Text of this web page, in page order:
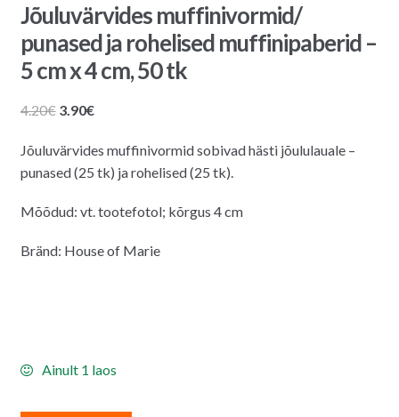
Jõuluvärvides muffinivormid/
punased ja rohelised muffinipaberid –
5 cm x 4 cm, 50 tk
4.20€ Algne
oli:
4.20€.
3.90€Praegune
on:
3.90€.
Jõuluvärvides muffinivormid sobivad hästi jõululauale –
punased (25 tk) ja rohelised (25 tk).
Mõõdud: vt. tootefotol; kõrgus 4 cm
Bränd: House of Marie
Ainult 1 laos